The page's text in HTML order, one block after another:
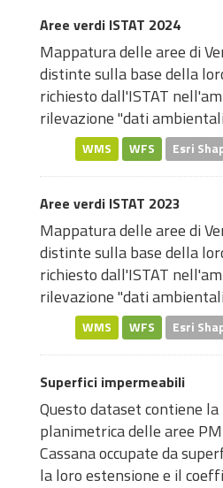
Aree verdi ISTAT 2024
Mappatura delle aree di
distinte sulla base della
richiesto dall'ISTAT
rilevazione "dati
WMS WFS Esri
Aree verdi ISTAT 2023
Mappatura delle aree di
distinte sulla base della
richiesto dall'ISTAT
rilevazione "dati
WMS WFS Esri
Superfici impermeabili
Questo dataset contiene
planimetrica delle aree
Cassana occupate da
la loro estensione e il